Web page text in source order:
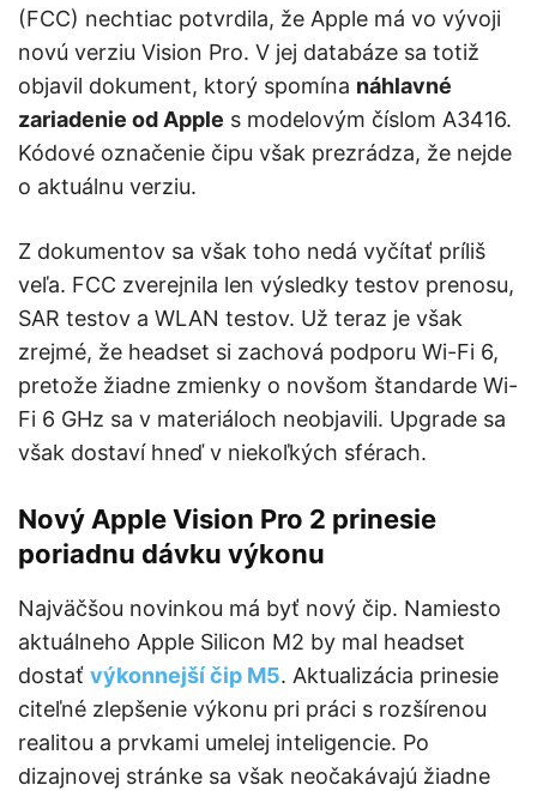
(FCC) nechtiac potvrdila, že Apple má vo vývoji
novú verziu Vision Pro. V jej databáze sa totiž
objavil dokument, ktorý spomína náhlavné
zariadenie od Apple s modelovým číslom A3416.
Kódové označenie čipu však prezrádza, že nejde
o aktuálnu verziu.
Z dokumentov sa však toho nedá vyčítať príliš
veľa. FCC zverejnila len výsledky testov prenosu,
SAR testov a WLAN testov. Už teraz je však
zrejmé, že headset si zachová podporu Wi-Fi 6,
pretože žiadne zmienky o novšom štandarde Wi-
Fi 6 GHz sa v materiáloch neobjavili. Upgrade sa
však dostaví hneď v niekoľkých sférach.
Nový Apple Vision Pro 2 prinesie
poriadnu dávku výkonu
Najväčšou novinkou má byť nový čip. Namiesto
aktuálneho Apple Silicon M2 by mal headset
dostať výkonnejší čip M5. Aktualizácia prinesie
citeľné zlepšenie výkonu pri práci s rozšírenou
realitou a prvkami umelej inteligencie. Po
dizajnovej stránke sa však neočakávajú žiadne